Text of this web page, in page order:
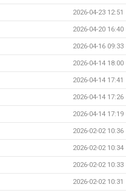
2026-04-23 12:51
2026-04-20 16:40
2026-04-16 09:33
2026-04-14 18:00
2026-04-14 17:41
2026-04-14 17:26
2026-04-14 17:19
2026-02-02 10:36
2026-02-02 10:34
2026-02-02 10:33
2026-02-02 10:31